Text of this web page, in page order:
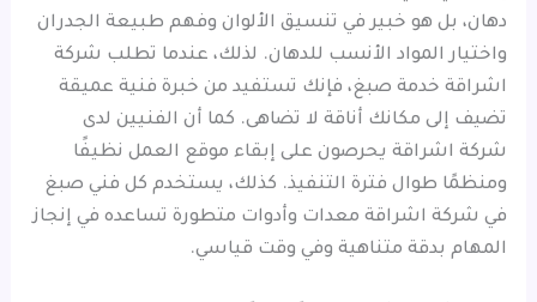
دهان، بل هو خبير في تنسيق الألوان وفهم طبيعة الجدران
واختيار المواد الأنسب للدهان. لذلك، عندما تطلب شركة
اشراقة خدمة صبغ، فإنك تستفيد من خبرة فنية عميقة
تضيف إلى مكانك أناقة لا تضاهى. كما أن الفنيين لدى
شركة اشراقة يحرصون على إبقاء موقع العمل نظيفًا
ومنظمًا طوال فترة التنفيذ. كذلك، يستخدم كل فني صبغ
في شركة اشراقة معدات وأدوات متطورة تساعده في إنجاز
المهام بدقة متناهية وفي وقت قياسي.